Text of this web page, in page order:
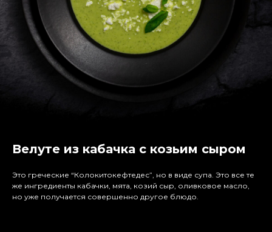
Велуте из кабачка с козьим сыром
Это греческие “Колокитокефтедес”, но в виде супа. Это все те
же ингредиенты кабачки, мята, козий сыр, оливковое масло,
но уже получается совершенно другое блюдо.